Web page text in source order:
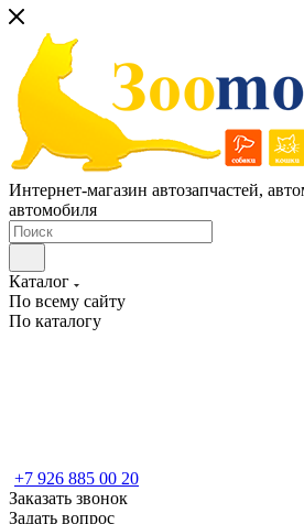
Интернет-магазин автозапчастей,
автомобиля
Каталог
По всему сайту
По каталогу
+7 926 885 00 20
Заказать звонок
Задать вопрос